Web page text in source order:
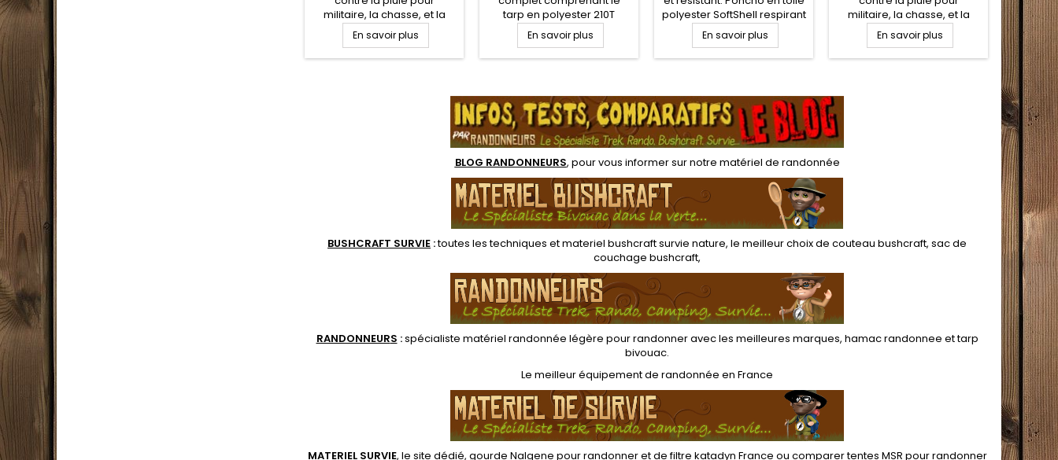
militaire, la chasse, et la
survie bushcraft. Poncho
militaire avec capuche et
visière. Poncho polyester
En savoir plus
tarp en polyester 210T
ripstop avec sangles
d'accroches en 3 x 3
mètres, sardines et corde
boucles avec anneaux en D.
Pochette de transport en
toile avec attaches Molle
pour la fixation sur un sac à
dos tactique...
En savoir plus
polyester SoftShell respirant
avec œillets et coutures
renforcées pour l'utilisation
en montage tarp ou tapis
serrage. Large poche
ventrale faisant office de
pochette de rangement.
En savoir plus
militaire, la chasse, et la
survie bushcraft. Poncho
militaire avec capuche et
visière. Poncho polyester
peut également servir de
En savoir plus
vent
soleil.
ultra
ou en
tente
BLOG RANDONNEURS, pour vous informer sur notre matériel de randonnée
BUSHCRAFT SURVIE :toutes les techniques etmateriel bushcraft survie nature, le meilleur choix de couteau bushcraft, sac de
couchage bushcraft,
RANDONNEURS :spécialiste matériel randonnée légère pour randonner avec les meilleures marques, hamac randonnee ettarp
bivouac.
Le meilleur équipement de randonnée en France
MATERIEL SURVIE, le site dédié, gourde Nalgene pour randonneret defiltre katadyn France ou comparer tentes MSR pour randonner